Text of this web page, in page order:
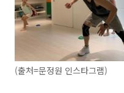
(출처=문정원 인스타그램)